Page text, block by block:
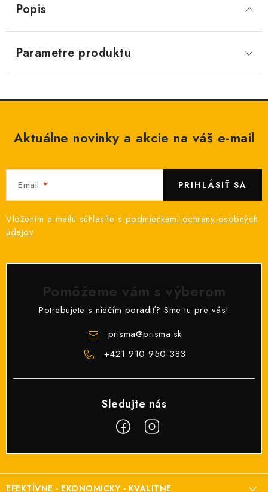
Popis
Parametre produktu
Aktuálne novinky a akcie na váš e-mail
Email
Vložením e-mailu súhlasíte s podmienkami ochrany osobných
údajov
PRIHLÁSIŤ SA
Pomôžeme vám s výberom
Potrebujete s niečím poradiť? Sme tu pre vás!
prisma@prisma.sk
+421 910 950 383
áEFEKTÍVNE - EKONOMICKY - KVALITNE